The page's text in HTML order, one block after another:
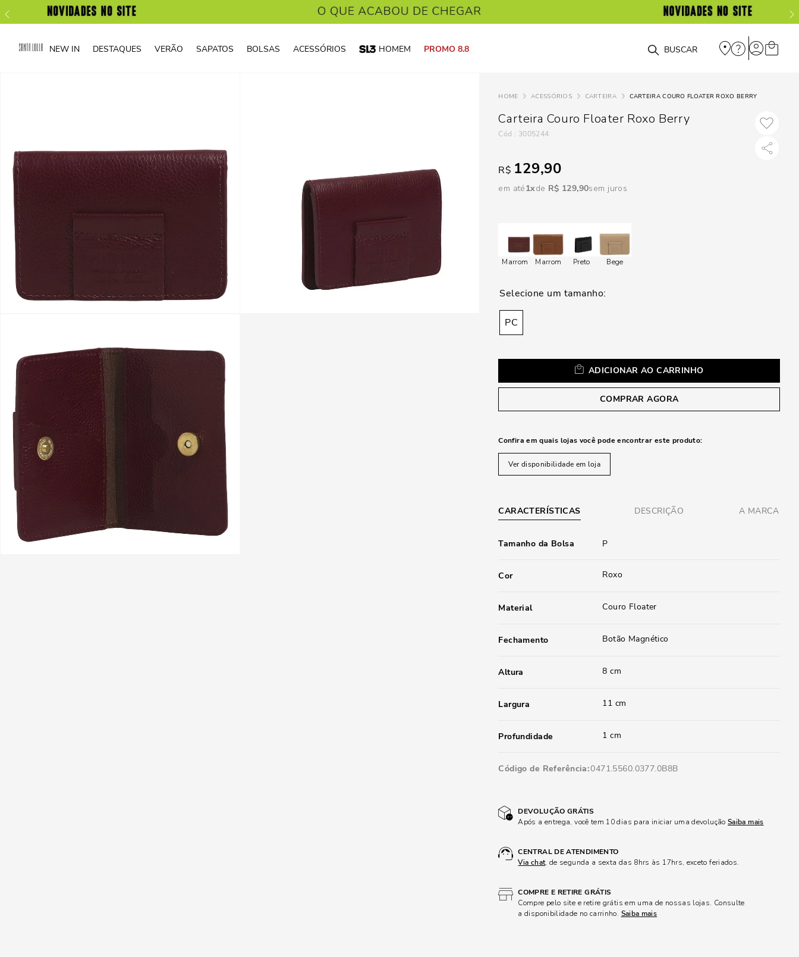
NEW IN DESTAQUES VERÃO SAPATOS BOLSAS ACESSÓRIOS HOMEM PROMO 8.8 O que você está procurando?
ACESSÓRIOS CARTEIRA CARTEIRA COURO FLOATER ROXO BERRY
Carteira Couro Floater Roxo Berry
: 3005244
R$ 129,90
em até1 R$ 129,90sem juros
Marrom Marrom Preto Bege
PC
ADICIONAR AO CARRINHO
COMPRAR AGORA
Confira em quais lojas você pode encontrar este produto:
Ver disponibilidade em loja
CARACTERÍSTICAS DESCRIÇÃO A MARCA
Tamanho da Bolsa P
Cor Roxo
Material Couro Floater
Fechamento Botão Magnético
Altura 8 cm
Largura 11 cm
Profundidade 1 cm
Código de Referência 0471.5560.0377.0B8B
DEVOLUÇÃO GRÁTIS
Após a entrega, você tem 10 dias para iniciar uma devolução Saiba mais
CENTRAL DE ATENDIMENTO
Via chat, de segunda a sexta das 8hrs às 17hrs, exceto feriados.
COMPRE E RETIRE GRÁTIS
Compre pelo site e retire grátis em uma de nossas lojas. Consulte
a disponibilidade no carrinho. Saiba mais